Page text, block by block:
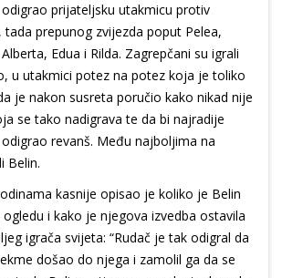
prijateljsku utakmicu protiv
tada prepunog zvijezda poput Pelea,
Edua i Rilda. Zagrepčani su igrali
u utakmici potez na potez koja je toliko
je nakon susreta poručio kako nikad nije
se tako nadigrava te da bi najradije
revanš. Među najboljima na
Belin.
kasnije opisao je koliko je Belin
i kako je njegova izvedba ostavila
igrača svijeta: “Rudač je tak odigral da
došao do njega i zamolil ga da se